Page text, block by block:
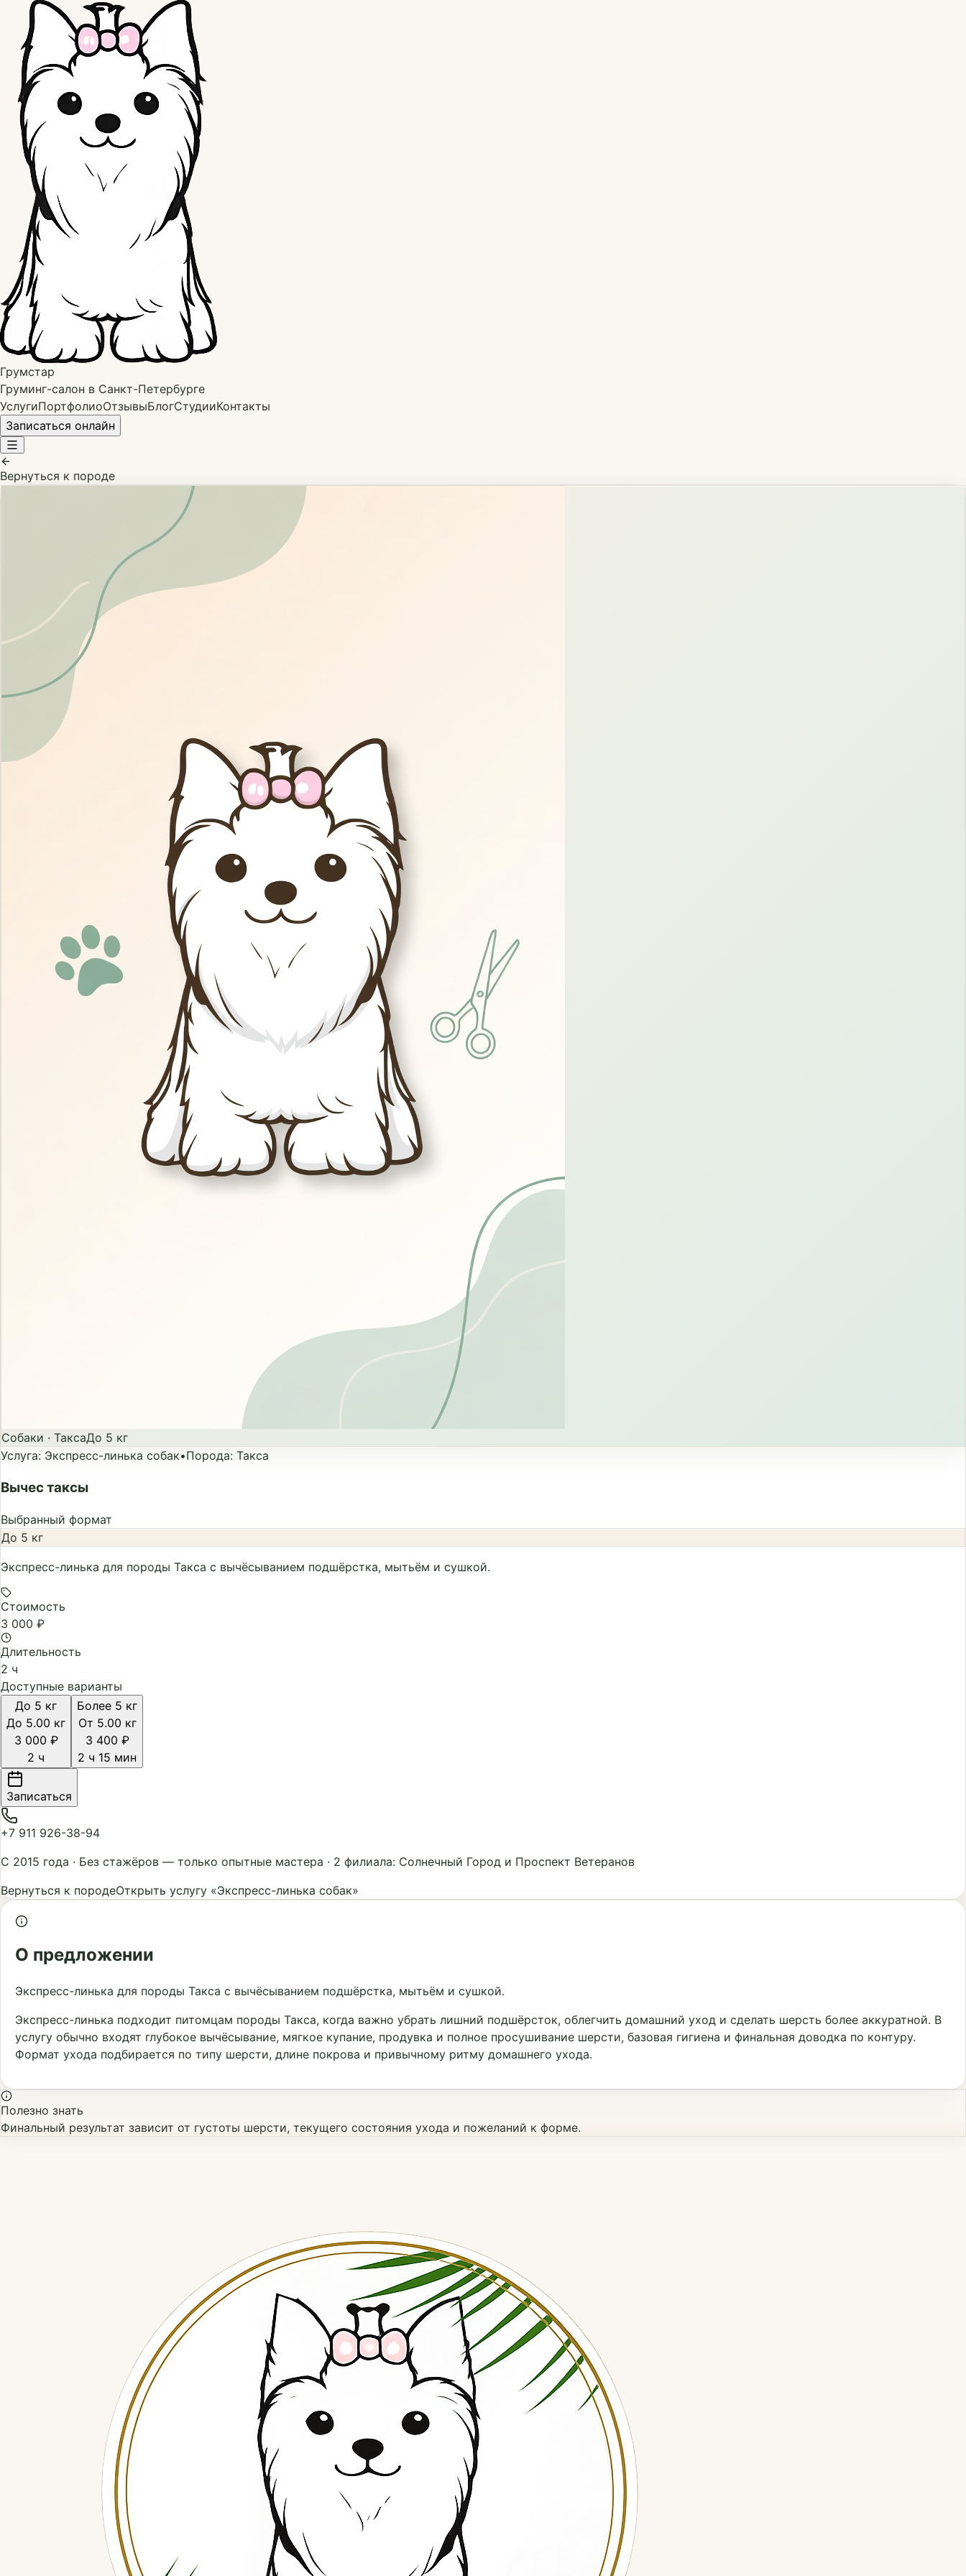
Грумстар
Груминг-салон в Санкт-Петербурге
УслугиПортфолиоОтзывыБлогСтудииКонтакты
Записаться онлайн
Вернуться к породе
Собаки · ТаксаДо 5 кг
Услуга: Экспресс-линька собак•Порода: Такса
Вычес таксы
Выбранный формат
До 5 кг
Экспресс-линька для породы Такса с вычёсыванием подшёрстка, мытьём и сушкой.
Стоимость
3 000 ₽
Длительность
2 ч
Доступные варианты
До 5 кг
До 5.00 кг
3 000 ₽
2 ч
Более 5 кг
От 5.00 кг
3 400 ₽
2 ч 15 мин
Записаться
+7 911 926-38-94
С 2015 года · Без стажёров — только опытные мастера · 2 филиала: Солнечный Город и Проспект Ветеранов
Вернуться к породеОткрыть услугу «Экспресс-линька собак»
О предложении
Экспресс-линька для породы Такса с вычёсыванием подшёрстка, мытьём и сушкой.
Экспресс-линька подходит питомцам породы Такса, когда важно убрать лишний подшёрсток, облегчить домашний уход и сделать шерсть более аккуратной. В
услугу обычно входят глубокое вычёсывание, мягкое купание, продувка и полное просушивание шерсти, базовая гигиена и финальная доводка по контуру.
Формат ухода подбирается по типу шерсти, длине покрова и привычному ритму домашнего ухода.
Полезно знать
Финальный результат зависит от густоты шерсти, текущего состояния ухода и пожеланий к форме.